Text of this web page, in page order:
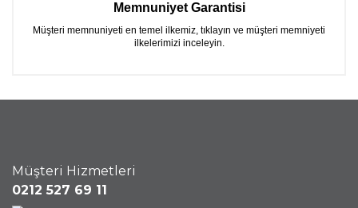
Memnuniyet Garantisi
Müşteri memnuniyeti en temel ilkemiz, tıklayın ve müşteri memniyeti
ilkelerimizi inceleyin.
Müşteri Hizmetleri
0212 527 69 11